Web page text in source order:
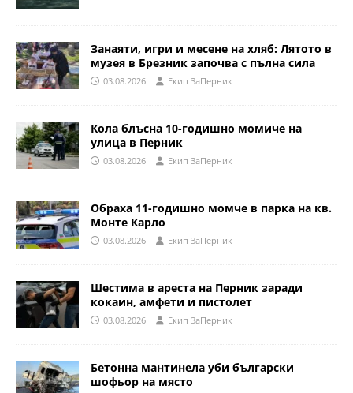
Занаяти, игри и месене на хляб: Лятото в
музея в Брезник започва с пълна сила
03.08.2026 Eкип ЗаПерник
Кола блъсна 10-годишно момиче на
улица в Перник
03.08.2026 Eкип ЗаПерник
Обраха 11-годишно момче в парка на кв.
Монте Карло
03.08.2026 Eкип ЗаПерник
Шестима в ареста на Перник заради
кокаин, амфети и пистолет
03.08.2026 Eкип ЗаПерник
Бетонна мантинела уби български
шофьор на място